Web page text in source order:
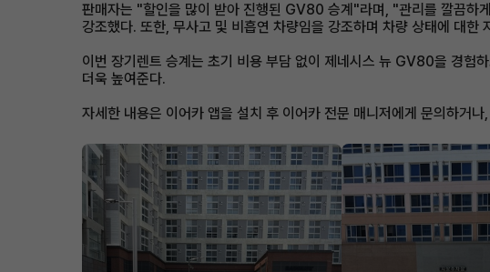
판매자는 "할인을 많이 받아 진행된 GV80 승계"라며, "관리를 깔끔하
강조했다. 또한, 무사고 및 비흡연 차량임을 강조하며 차량 상태에 대한
이번 장기렌트 승계는 초기 비용 부담 없이 제네시스 뉴 GV80을 경험
더욱 높여준다.
자세한 내용은 이어카 앱을 설치 후 이어카 전문 매니저에게 문의하